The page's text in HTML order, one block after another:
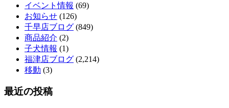
ホ
テ
ル
イベント情報 (69)
お知らせ (126)
千早店ブログ (849)
商品紹介 (2)
子犬情報 (1)
福津店ブログ (2,214)
移動 (3)
最近の投稿